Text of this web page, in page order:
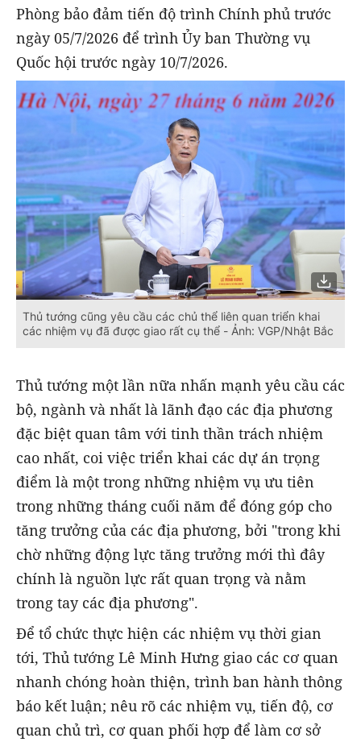
Phòng bảo đảm tiến độ trình Chính phủ trước
ngày 05/7/2026 để trình Ủy ban Thường vụ
Quốc hội trước ngày 10/7/2026.
Thủ tướng cũng yêu cầu các chủ thể liên quan triển khai
các nhiệm vụ đã được giao rất cụ thể - Ảnh: VGP/Nhật Bắc
Thủ tướng một lần nữa nhấn mạnh yêu cầu các
bộ, ngành và nhất là lãnh đạo các địa phương
đặc biệt quan tâm với tinh thần trách nhiệm
cao nhất, coi việc triển khai các dự án trọng
điểm là một trong những nhiệm vụ ưu tiên
trong những tháng cuối năm để đóng góp cho
tăng trưởng của các địa phương, bởi "trong khi
chờ những động lực tăng trưởng mới thì đây
chính là nguồn lực rất quan trọng và nằm
trong tay các địa phương".
Để tổ chức thực hiện các nhiệm vụ thời gian
tới, Thủ tướng Lê Minh Hưng giao các cơ quan
nhanh chóng hoàn thiện, trình ban hành thông
báo kết luận; nêu rõ các nhiệm vụ, tiến độ, cơ
quan chủ trì, cơ quan phối hợp để làm cơ sở